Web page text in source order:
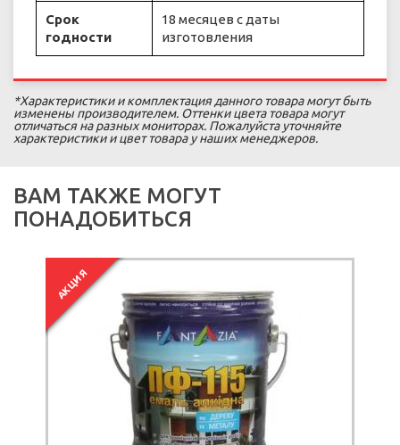
Срок
годности
18 месяцев с даты
изготовления
*Характеристики и комплектация данного товара могут быть
изменены производителем. Оттенки цвета товара могут
отличаться на разных мониторах. Пожалуйста уточняйте
характеристики и цвет товара у наших менеджеров.
ВАМ ТАКЖЕ МОГУТ
ПОНАДОБИТЬСЯ
АКЦИЯ